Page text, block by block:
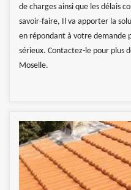
de charges ainsi que les délais
savoir-faire, Il va apporter la
en répondant à votre demande
sérieux. Contactez-le pour plus
Moselle.